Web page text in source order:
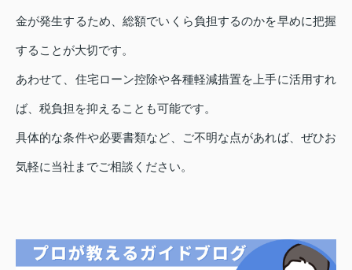
金が発生するため、総額でいくら負担するのかを早めに把握
することが大切です。
あわせて、住宅ローン控除や各種軽減措置を上手に活用すれ
ば、税負担を抑えることも可能です。
具体的な条件や必要書類など、ご不明な点があれば、ぜひお
気軽に当社までご相談ください。